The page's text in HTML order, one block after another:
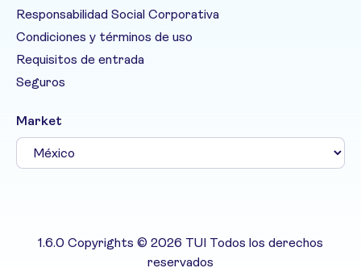
Responsabilidad Social Corporativa
Condiciones y términos de uso
Requisitos de entrada
Seguros
Market
1.6.0 Copyrights © 2026 TUI Todos los derechos
reservados